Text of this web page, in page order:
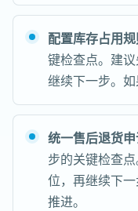
配置库存占用
键检查点。建
继续下一步。如
统一售后退货
步的关键检查
位，再继续下
推进。